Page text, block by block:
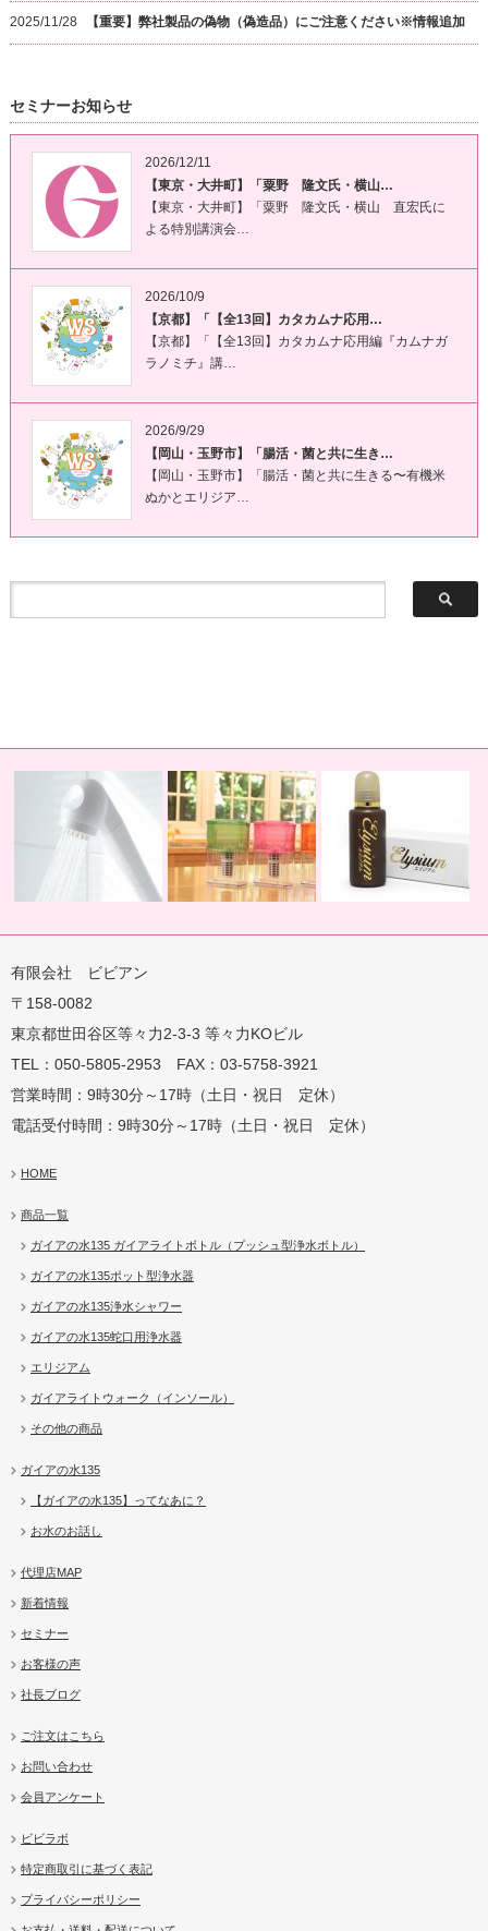
2025/11/28 【重要】弊社製品の偽物（偽造品）にご注意ください※情報追加
セミナーお知らせ
2026/12/11
【東京・大井町】「粟野 隆文氏・横山…
【東京・大井町】「粟野 隆文氏・横山 直宏氏に
よる特別講演会…
2026/10/9
【京都】「【全13回】カタカムナ応用…
【京都】「【全13回】カタカムナ応用編『カムナガ
ラノミチ』講…
2026/9/29
【岡山・玉野市】「腸活・菌と共に生き…
【岡山・玉野市】「腸活・菌と共に生きる〜有機米
ぬかとエリジア…
用地球の恵みを シャワー
有限会社 ビビアン
〒158-0082
東京都世田谷区等々力2-3-3 等々力KOビル
TEL：050-5805-2953 FAX：03-5758-3921
営業時間：9時30分～17時（土日・祝日 定休）
電話受付時間：9時30分～17時（土日・祝日 定休）
HOME
商品一覧
ガイアの水135 ガイアライトボトル（プッシュ型浄水ボトル）
ガイアの水135ポット型浄水器
ガイアの水135浄水シャワー
ガイアの水135蛇口用浄水器
エリジアム
ガイアライトウォーク（インソール）
その他の商品
ガイアの水135
【ガイアの水135】ってなあに？
お水のお話し
代理店MAP
新着情報
セミナー
お客様の声
社長ブログ
ご注文はこちら
お問い合わせ
会員アンケート
ビビラボ
特定商取引に基づく表記
プライバシーポリシー